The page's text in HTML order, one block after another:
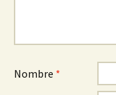
Nombre *